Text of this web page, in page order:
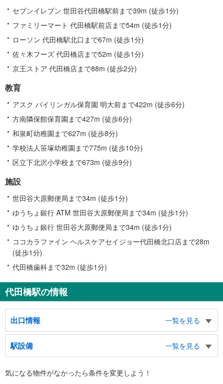
セブンイレブン 世田谷代田橋駅前まで39m (徒歩1分)
ファミリーマート 代田橋駅前店まで54m (徒歩1分)
ローソン 代田橋駅北口まで67m (徒歩1分)
佐々木フーズ 代田橋店まで52m (徒歩1分)
京王ストア 代田橋店まで88m (徒歩2分)
教育
アスク バイリンガル保育園 明大前まで422m (徒歩6分)
方南隣保館保育園まで427m (徒歩6分)
和泉町幼稚園まで627m (徒歩8分)
学校法人笹塚幼稚園まで775m (徒歩10分)
区立下北沢小学校まで673m (徒歩9分)
施設
世田谷大原郵便局まで34m (徒歩1分)
ゆうちょ銀行 ATM 世田谷大原郵便局まで34m (徒歩1分)
ゆうちょ銀行 世田谷大原郵便局まで34m (徒歩1分)
ココカラファイン ヘルスケアセイジョー代田橋北口店まで28m
(徒歩1分)
代田橋歯科まで32m (徒歩1分)
代田橋駅の情報
出口情報
一覧を見る
北口
大原１丁目６２・６３番、大原２丁目２３～２９番、和泉１・２丁目、甲州街
道、環七（大原交差点）、専大附属高校、日大鶴ヶ丘高校、東放学園、松原１
丁目５１～５８番、京王ストア
南口
駅設備
一覧を見る
※段差なしでの移動経路
気になる物件がなかったら条件を変更しよう！